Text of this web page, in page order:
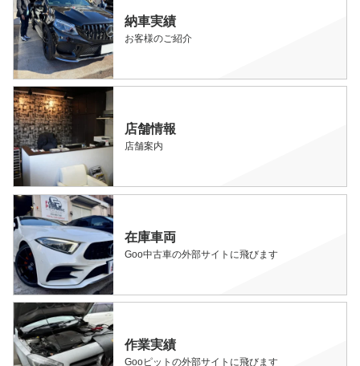
納車実績
お客様のご紹介
店舗情報
店舗案内
在庫車両
Goo中古車の外部サイトに飛びます
作業実績
Gooピットの外部サイトに飛びます